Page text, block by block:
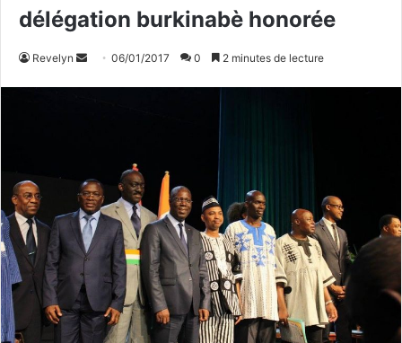
délégation burkinabè honorée
Revelyn
r
u
n
c
o
u
06/01/2017 0 2 minutes de lecture